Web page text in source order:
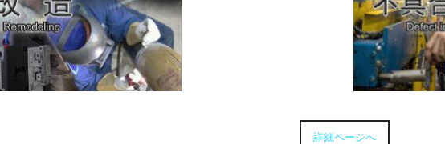
詳細ページへ